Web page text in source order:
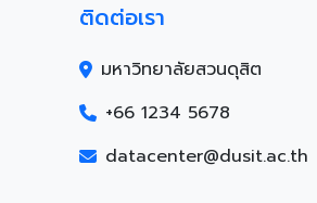
ติดต่อเรา
มหาวิทยาลัยสวนดุสิต
+66 1234 5678
datacenter@dusit.ac.th